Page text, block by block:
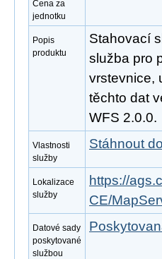
Cena za
jednotku
Popis
produktu
Stahovací
služba pro
vrstevnice,
těchto dat
WFS 2.0.0.
Vlastnosti
služby
Stáhnout
Lokalizace
služby
https://
CE/
Datové sady
poskytované
službou